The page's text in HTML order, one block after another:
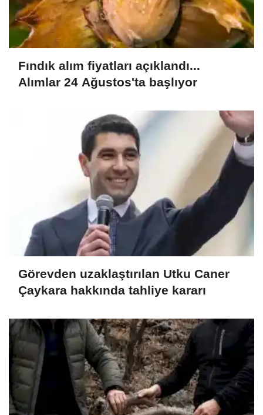
Fındık alım fiyatları açıklandı...
Alımlar 24 Ağustos'ta başlıyor
Görevden uzaklaştırılan Utku Caner
Çaykara hakkında tahliye kararı